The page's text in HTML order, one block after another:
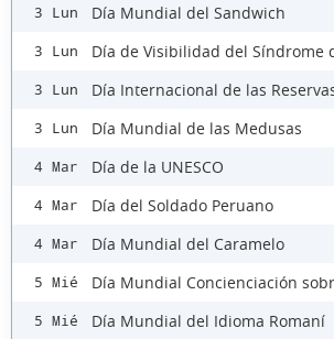
3 Lun Día Mundial del Sandwich
3 Lun Día de Visibilidad del Síndrome
3 Lun Día Internacional de las
3 Lun Día Mundial de las Medusas
4 Mar Día de la UNESCO
4 Mar Día del Soldado Peruano
4 Mar Día Mundial del Caramelo
5 Mié Día Mundial Concienciación
5 Mié Día Mundial del Idioma Romaní